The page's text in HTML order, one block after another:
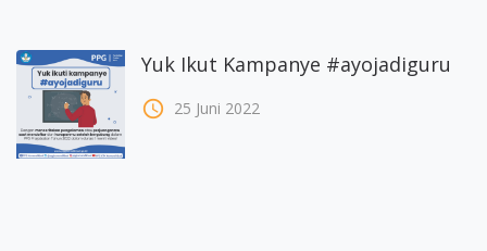
Yuk Ikut Kampanye #ayojadiguru
access_time 25 Juni 2022